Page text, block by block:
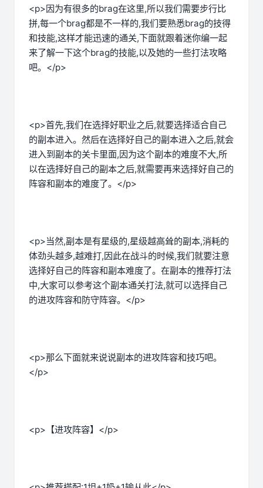
<p>因为有很多的brag在这里,所以我们需要步行比
拼,每一个brag都是不一样的,我们要熟悉brag的技得
和技能,这样才能迅速的通关,下面就跟着迷你编一起
来了解一下这个brag的技能,以及她的一些打法攻略
吧。</p>
<p>首先,我们在选择好职业之后,就要选择适合自己
的副本进入。然后在选择好自己的副本进入之后,就会
进入到副本的关卡里面,因为这个副本的难度不大,所
以在选择好自己的副本之后,就需要再来选择好自己的
阵容和副本的难度了。</p>
<p>当然,副本是有星级的,星级越高耸的副本,消耗的
体劲头越多,越难打,因此在战斗的时候,我们就要注意
选择好自己的阵容和副本难度了。在副本的推荐打法
中,大家可以参考这个副本通关打法,就可以选择自己
的进攻阵容和防守阵容。</p>
<p>那么下面就来说说副本的进攻阵容和技巧吧。
</p>
<p>【进攻阵容】</p>